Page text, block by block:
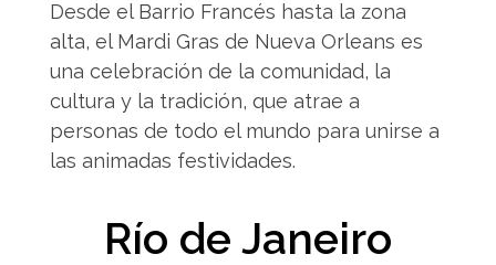
Desde el Barrio Francés hasta la zona
alta, el Mardi Gras de Nueva Orleans es
una celebración de la comunidad, la
cultura y la tradición, que atrae a
personas de todo el mundo para unirse a
las animadas festividades.
Río de Janeiro